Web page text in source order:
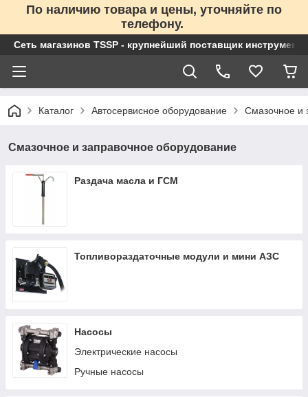
По наличию товара и цены, уточняйте по
телефону.
Сеть магазинов TSSP - крупнейший поставщик
Каталог Автосервисное оборудование Смазочное и
Смазочное и заправочное оборудование
Раздача масла и ГСМ
Топливораздаточные модули и мини АЗС
Насосы
Электрические насосы
Ручные насосы